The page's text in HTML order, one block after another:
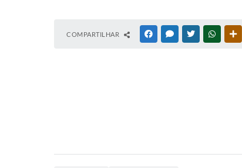
COMPARTILHAR FACEBOOKMESSENGER
TWITTER